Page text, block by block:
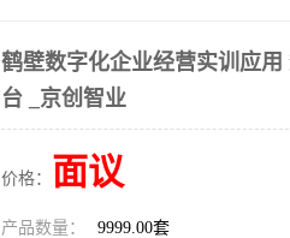
鹤壁数字化企业经营实训应
台 _京创智业
价格： 面议
产品数量： 9999.00套